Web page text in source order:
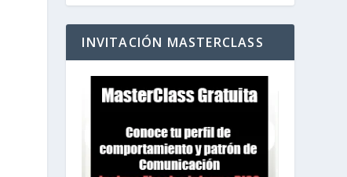
INVITACIÓN MASTERCLASS